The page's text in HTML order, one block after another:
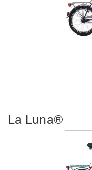
La Luna®